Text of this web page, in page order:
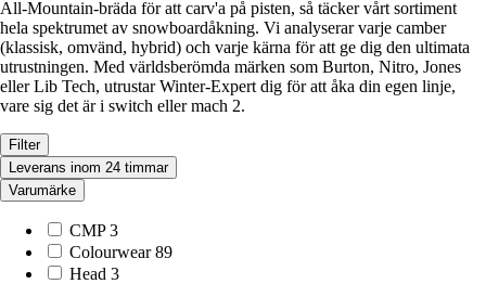
All-Mountain-bräda för att carv'a på pisten, så täcker vårt sortiment
hela spektrumet av snowboardåkning. Vi analyserar varje camber
(klassisk, omvänd, hybrid) och varje kärna för att ge dig den ultimata
utrustningen. Med världsberömda märken som Burton, Nitro, Jones
eller Lib Tech, utrustar Winter-Expert dig för att åka din egen linje,
vare sig det är i switch eller mach 2.
Filter
Leverans inom 24 timmar
Varumärke
CMP 3
Colourwear 89
Head 3